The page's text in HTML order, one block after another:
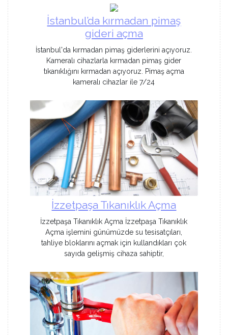
İstanbul’da kırmadan pimaş
gideri açma
İstanbul'da kırmadan pimaş giderlerini açıyoruz.
Kameralı cihazlarla kırmadan pimaş gider
tıkanıklığını kırmadan açıyoruz. Pimaş açma
kameralı cihazlar ile 7/24
İzzetpaşa Tıkanıklık Açma
İzzetpaşa Tıkanıklık Açma İzzetpaşa Tıkanıklık
Açma işlemini günümüzde su tesisatçıları,
tahliye bloklarını açmak için kullandıkları çok
sayıda gelişmiş cihaza sahiptir,